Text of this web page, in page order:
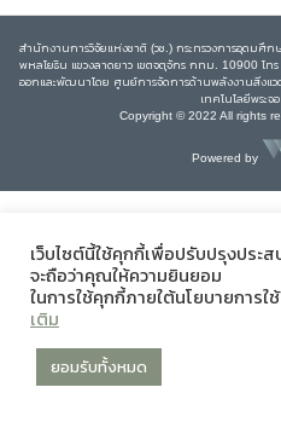
สำนักงานการวิจัยแห่งชาติ (วช.) กระทรวงการอุดมศึ
พหลโยธิน แขวงลาดยาว เขตจตุจักร กทม. 10900 โ
ออกและพัฒนาโดย ศูนย์การจัดการด้านพลังงานสิ่งแ
เทคโนโลยีพระจ
Copyright © 2022 All rights
Powered by
เว็บไซต์นี้ใช้คุกกี้เพื่อปรับปรุงประ
จะถือว่าคุณให้ความยินยอม
ในการใช้คุกกี้ภายใต้นโยบายการใ
เติม
ยอมรับทั้งหมด